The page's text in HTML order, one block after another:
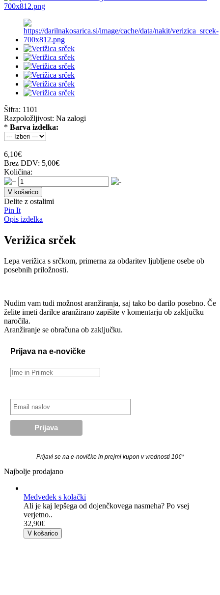
Šifra: 1101
Razpoložljivost: Na zalogi
* Barva izdelka:
6,10€
Brez DDV: 5,00€
Količina:
Delite z ostalimi
Pin It
Opis izdelka
Verižica srček
Lepa verižica s srčkom, primerna za obdaritev ljubljene osebe ob
posebnih priložnosti.
Nudim vam tudi možnost aranžiranja, saj tako bo darilo posebno. Če
želite imeti darilce aranžirano zapišite v komentarju ob zaključku
naročila.
Aranžiranje se obračuna ob zaključku.
Prijava na e-novičke
Prijavi se na e-novičke in prejmi kupon v vrednosti 10€*
Najbolje prodajano
Medvedek s kolački
Ali je kaj lepšega od dojenčkovega nasmeha? Po vsej
verjetno..
32,90€